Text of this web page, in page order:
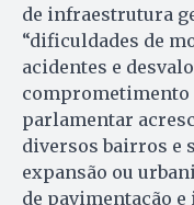
de infraestrutura
“dificuldades de
acidentes e
comprometimento
parlamentar
diversos bairros e
expansão ou
de pavimentação